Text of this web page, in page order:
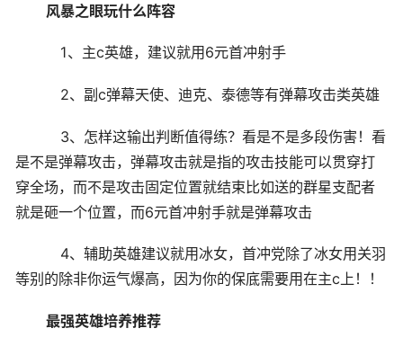
风暴之眼玩什么阵容
1、主c英雄，建议就用6元首冲射手
2、副c弹幕天使、迪克、泰德等有弹幕攻击类英雄
3、怎样这输出判断值得练？看是不是多段伤害！看
是不是弹幕攻击，弹幕攻击就是指的攻击技能可以贯穿打
穿全场，而不是攻击固定位置就结束比如送的群星支配者
就是砸一个位置，而6元首冲射手就是弹幕攻击
4、辅助英雄建议就用冰女，首冲党除了冰女用关羽
等别的除非你运气爆高，因为你的保底需要用在主c上！！
最强英雄培养推荐